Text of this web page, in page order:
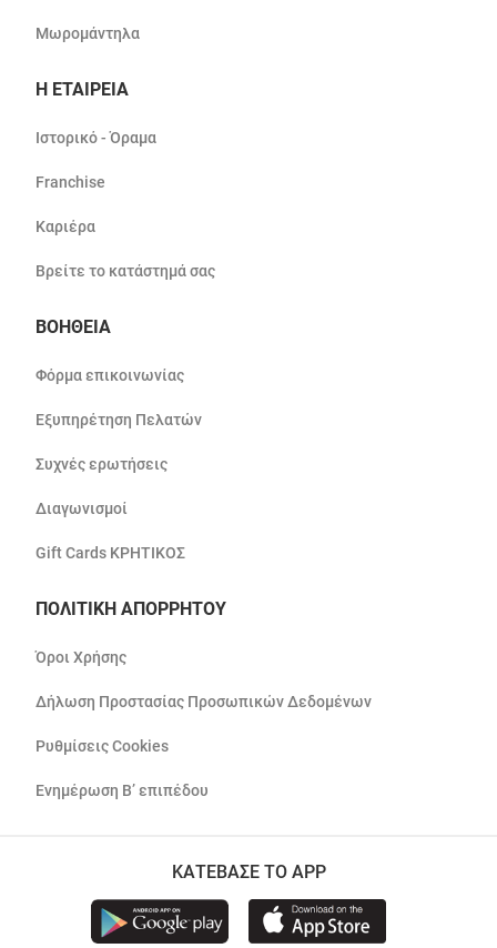
Μωρομάντηλα
Η ΕΤΑΙΡΕΙΑ
Ιστορικό - Όραμα
Franchise
Καριέρα
Βρείτε το κατάστημά σας
ΒΟΗΘΕΙΑ
Φόρμα επικοινωνίας
Εξυπηρέτηση Πελατών
Συχνές ερωτήσεις
Διαγωνισμοί
Gift Cards ΚΡΗΤΙΚΟΣ
ΠΟΛΙΤΙΚΗ ΑΠΟΡΡΗΤΟΥ
Όροι Χρήσης
Δήλωση Προστασίας Προσωπικών Δεδομένων
Ρυθμίσεις Cookies
Ενημέρωση Β’ επιπέδου
ΚΑΤΕΒΑΣΕ ΤΟ APP